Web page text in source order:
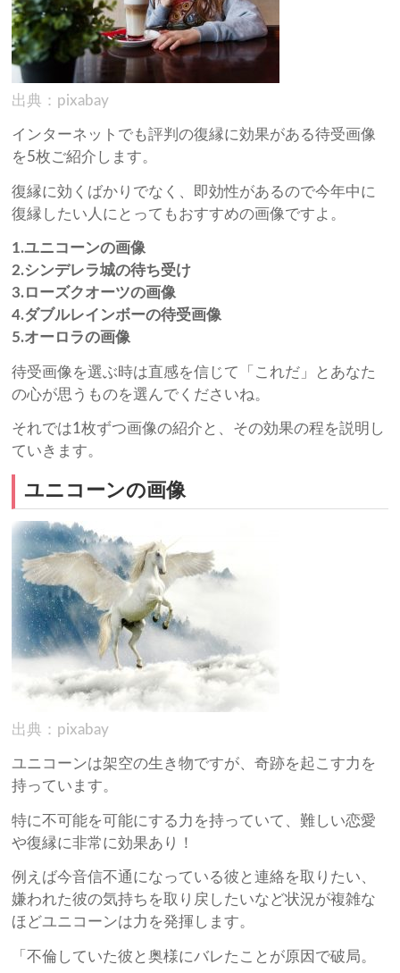
出典：pixabay
インターネットでも評判の復縁に効果がある待受画像
を5枚ご紹介します。
復縁に効くばかりでなく、即効性があるので今年中に
復縁したい人にとってもおすすめの画像ですよ。
1.ユニコーンの画像
2.シンデレラ城の待ち受け
3.ローズクオーツの画像
4.ダブルレインボーの待受画像
5.オーロラの画像
待受画像を選ぶ時は直感を信じて「これだ」とあなた
の心が思うものを選んでくださいね。
それでは1枚ずつ画像の紹介と、その効果の程を説明し
ていきます。
ユニコーンの画像
出典：pixabay
ユニコーンは架空の生き物ですが、奇跡を起こす力を
持っています。
特に不可能を可能にする力を持っていて、難しい恋愛
や復縁に非常に効果あり！
例えば今音信不通になっている彼と連絡を取りたい、
嫌われた彼の気持ちを取り戻したいなど状況が複雑な
ほどユニコーンは力を発揮します。
「不倫していた彼と奥様にバレたことが原因で破局。